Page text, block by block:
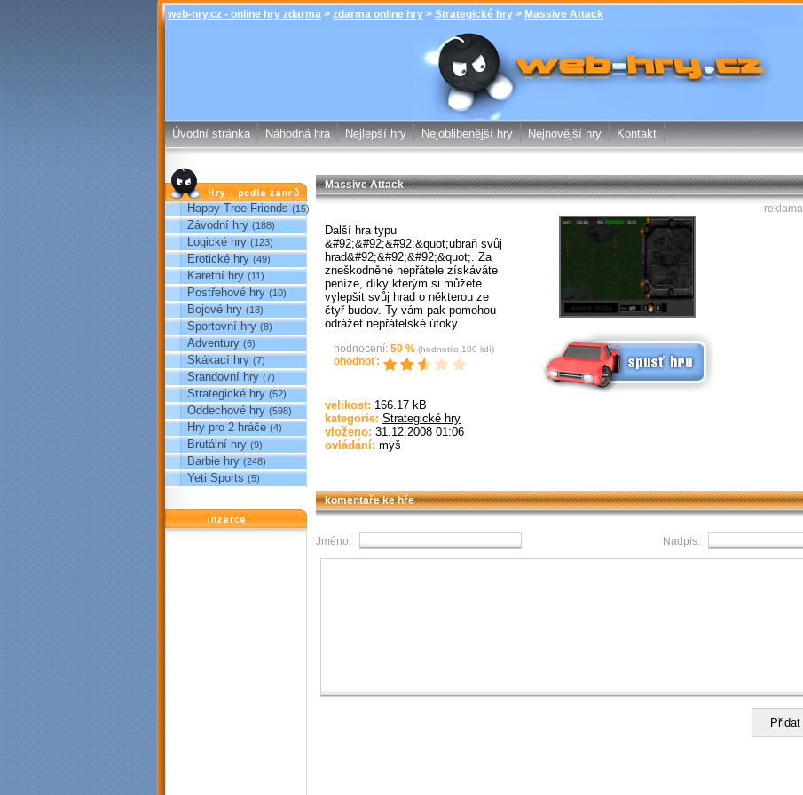
web-hry.cz - online hry zdarma > zdarma online hry > Strategické hry > Massive Attack
Massive Attack - Strategické hry -
zdarma online hry web-hry.cz - online
hry zdarma
Úvodní stránka Náhodná hra Nejlepší hry Nejoblibenější hry Nejnovější hry Kontakt
Hry podle žánrů
Happy Tree Friends (15)
Závodní hry (188)
Logické hry (123)
Erotické hry (49)
Karetní hry (11)
Postřehové hry (10)
Bojové hry (18)
Sportovní hry (8)
Adventury (6)
Skákací hry (7)
Srandovní hry (7)
Strategické hry (52)
Oddechové hry (598)
Hry pro 2 hráče (4)
Brutální hry (9)
Barbie hry (248)
Yeti Sports (5)
reklama
Massive Attack
Spusť online hru zdarma
Další hra typu
&#92;&#92;&#92;&quot;ubraň svůj
hrad&#92;&#92;&#92;&quot;. Za
zneškodněné nepřátele získáváte
peníze, díky kterým si můžete
vylepšit svůj hrad o některou ze
čtyř budov. Ty vám pak pomohou
odrážet nepřátelské útoky.
hodnocení: 50 % (hodnotilo 100 lidí)
ohodnoť:
velikost: 166.17 kB
kategorie: Strategické hry
vloženo: 31.12.2008 01:06
ovládání: myš
reklama
komentaře ke hře
Jméno: Nadpis: